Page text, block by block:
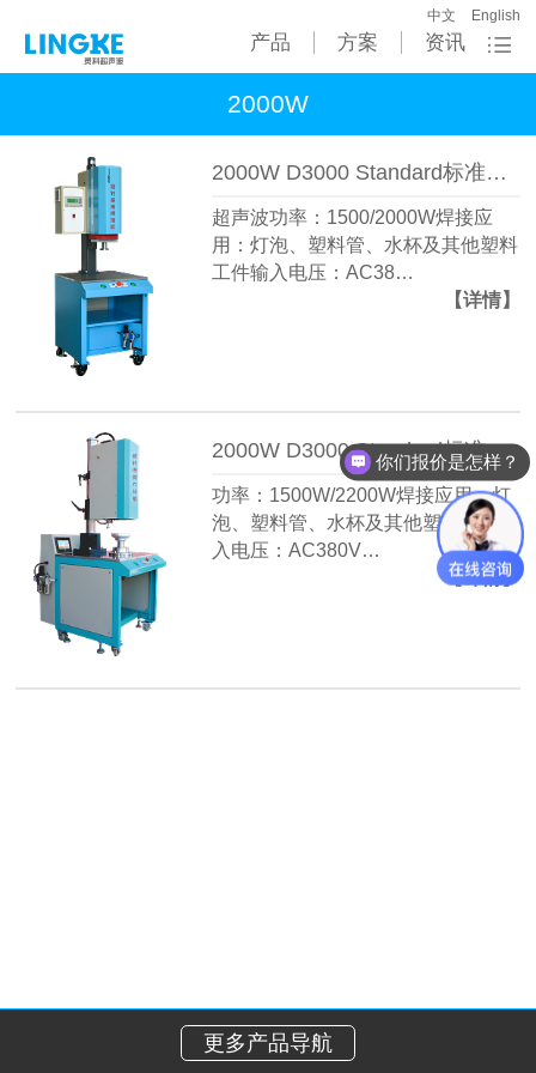
产品 方案 资讯
中文 English
2000W
2000W D3000 Standard标准上旋熔机
超声波功率：1500/2000W焊接应
用：灯泡、塑料管、水杯及其他塑料
工件输入电压：AC38…
【详情】
2000W D3000 Standard标准下旋熔机
功率：1500W/2200W焊接应用：灯
泡、塑料管、水杯及其他塑料工件输
入电压：AC380V…
【详情】
更多产品导航
你们报价是怎样？